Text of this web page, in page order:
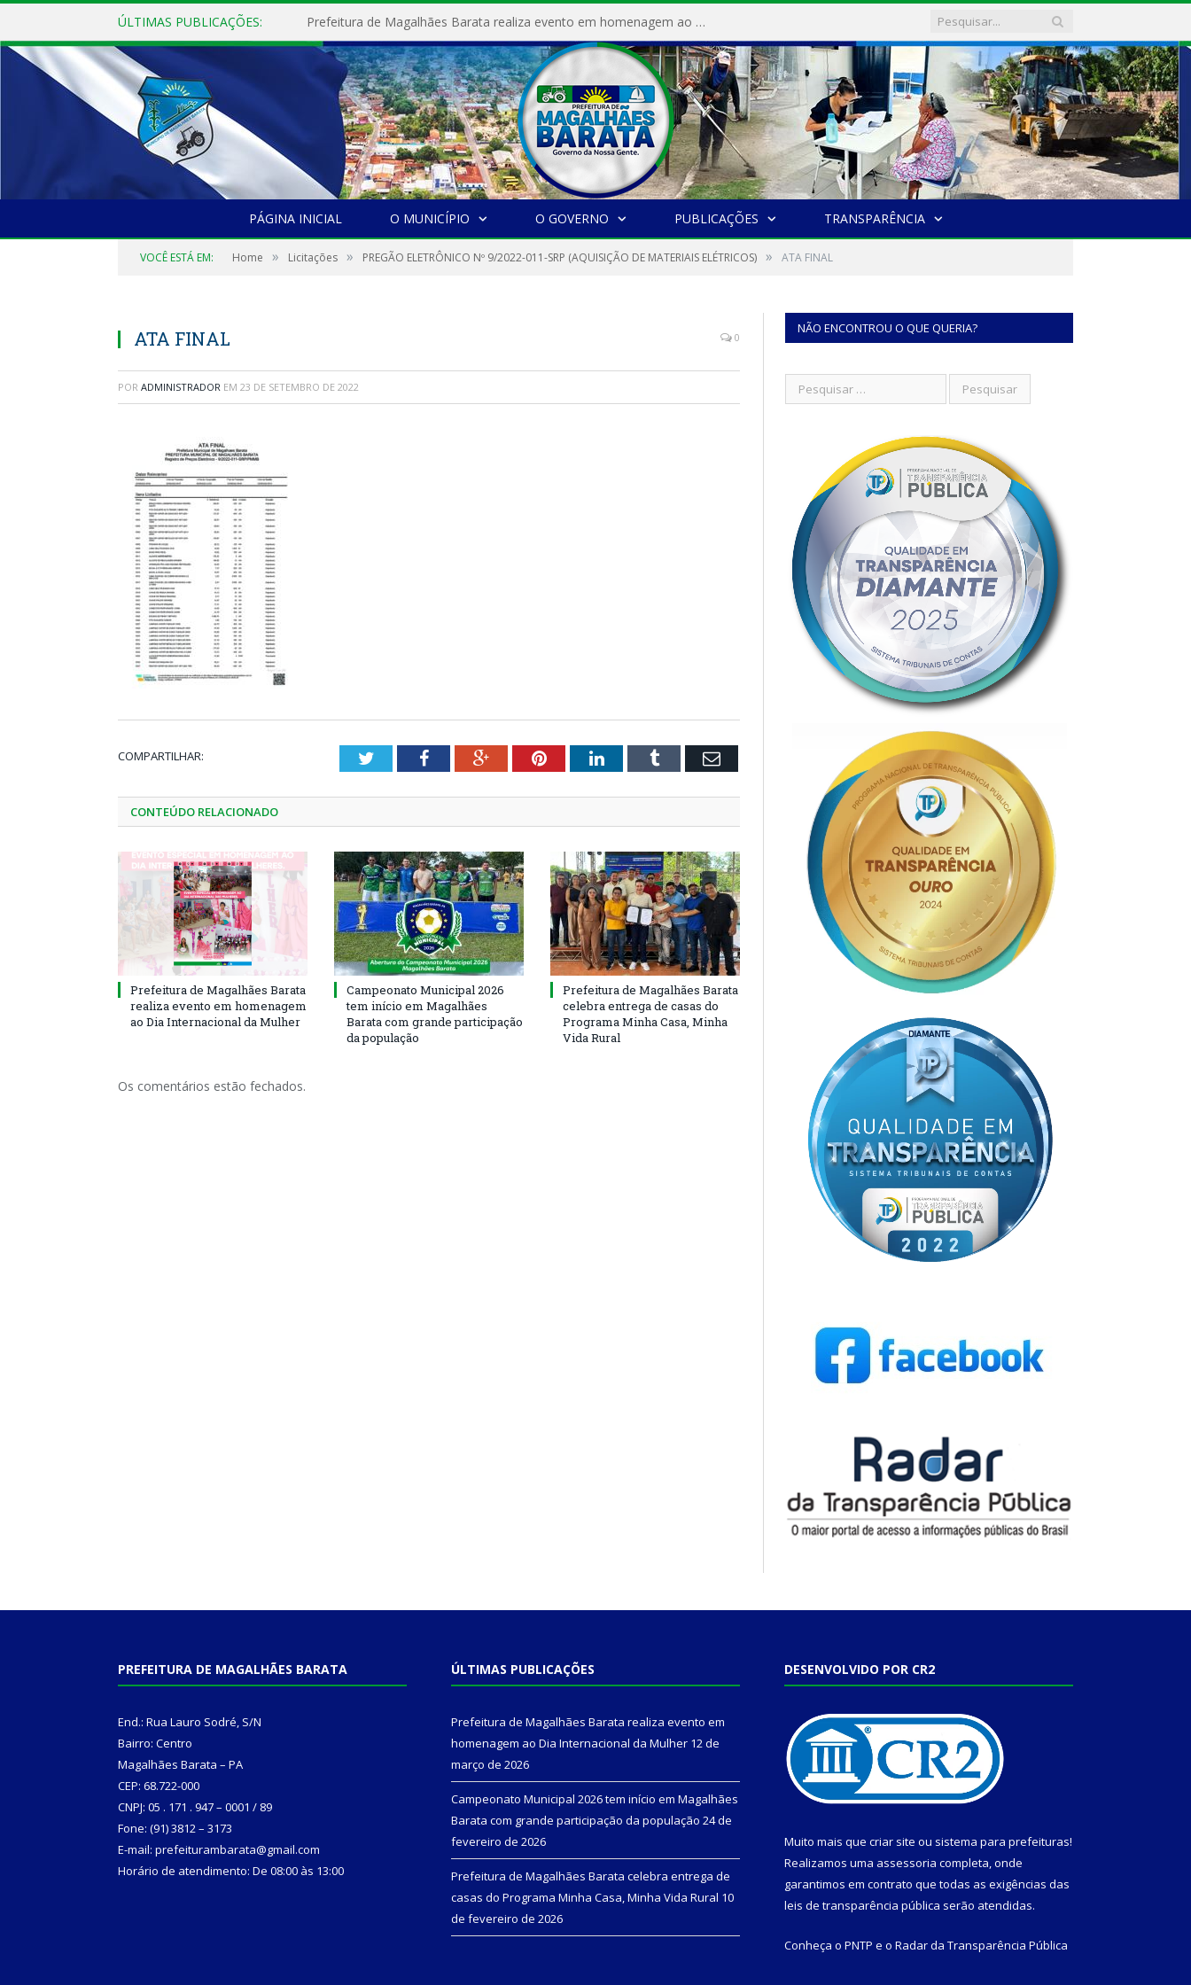
ÚLTIMAS PUBLICAÇÕES: Prefeitura de Magalhães Barata realiza evento em homenagem ao Dia Internacional da Mulher
PÁGINA INICIAL O MUNICÍPIO O GOVERNO PUBLICAÇÕES TRANSPARÊNCIA
VOCÊ ESTÁ EM: Home » Licitações » PREGÃO ELETRÔNICO Nº 9/2022-011-SRP (AQUISIÇÃO DE MATERIAIS ELÉTRICOS) » ATA FINAL
ATA FINAL 0
POR ADMINISTRADOR EM 23 DE SETEMBRO DE 2022
COMPARTILHAR: TwitterFacebookGoogle+PinterestLinkedInTumblr Email
CONTEÚDO RELACIONADO
Prefeitura de Magalhães Barata
realiza evento em homenagem
ao Dia Internacional da Mulher
Campeonato Municipal 2026
tem início em Magalhães
Barata com grande participação
da população
Prefeitura de Magalhães Barata
celebra entrega de casas do
Programa Minha Casa, Minha
Vida Rural
Os comentários estão fechados.
NÃO ENCONTROU O QUE QUERIA?
PREFEITURA DE MAGALHÃES BARATA
End.: Rua Lauro Sodré, S/N
Bairro: Centro
Magalhães Barata – PA
CEP: 68.722-000
CNPJ: 05 . 171 . 947 – 0001 / 89
Fone: (91) 3812 – 3173
E-mail: prefeiturambarata@gmail.com
Horário de atendimento: De 08:00 às 13:00
ÚLTIMAS PUBLICAÇÕES
Prefeitura de Magalhães Barata realiza evento em
homenagem ao Dia Internacional da Mulher 12 de
março de 2026
Campeonato Municipal 2026 tem início em Magalhães
Barata com grande participação da população 24 de
fevereiro de 2026
Prefeitura de Magalhães Barata celebra entrega de
casas do Programa Minha Casa, Minha Vida Rural 10
de fevereiro de 2026
DESENVOLVIDO POR CR2
Muito mais que criar site ou sistema para prefeituras!
Realizamos uma assessoria completa, onde
garantimos em contrato que todas as exigências das
leis de transparência pública serão atendidas.
Conheça o PNTP e o Radar da Transparência Pública